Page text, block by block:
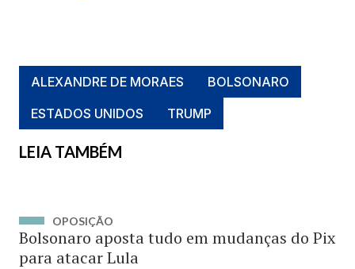
ALEXANDRE DE MORAES
BOLSONARO
ESTADOS UNIDOS
TRUMP
LEIA TAMBÉM
OPOSIÇÃO
Bolsonaro aposta tudo em mudanças do Pix
para atacar Lula